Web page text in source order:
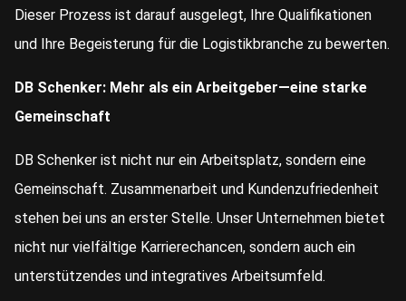
Dieser Prozess ist darauf ausgelegt, Ihre Qualifikationen
und Ihre Begeisterung für die Logistikbranche zu bewerten.
DB Schenker: Mehr als ein Arbeitgeber—eine starke
Gemeinschaft
DB Schenker ist nicht nur ein Arbeitsplatz, sondern eine
Gemeinschaft. Zusammenarbeit und Kundenzufriedenheit
stehen bei uns an erster Stelle. Unser Unternehmen bietet
nicht nur vielfältige Karrierechancen, sondern auch ein
unterstützendes und integratives Arbeitsumfeld.